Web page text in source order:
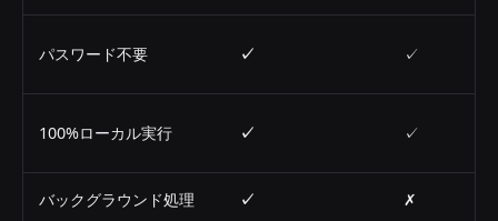
パスワード不要 ✓ ✓
100%ローカル実行 ✓ ✓
バックグラウンド処理 ✓ ✗